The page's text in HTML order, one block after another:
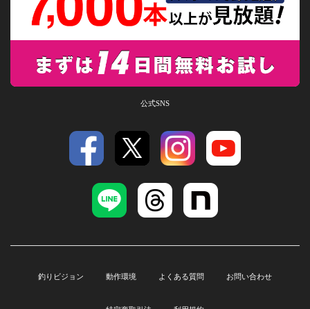
公式SNS
釣りビジョン 動作環境 よくある質問 お問い合わせ